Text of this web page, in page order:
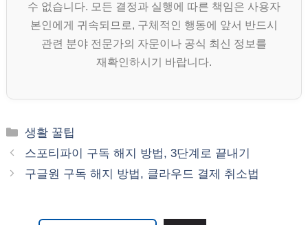
수 없습니다. 모든 결정과 실행에 따른 책임은 사용자
본인에게 귀속되므로, 구체적인 행동에 앞서 반드시
관련 분야 전문가의 자문이나 공식 최신 정보를
재확인하시기 바랍니다.
카
테
리
생활 꿀팁
스포티파이 구독 해지 방법, 3단계로 끝내기
구글원 구독 해지 방법, 클라우드 결제 취소법